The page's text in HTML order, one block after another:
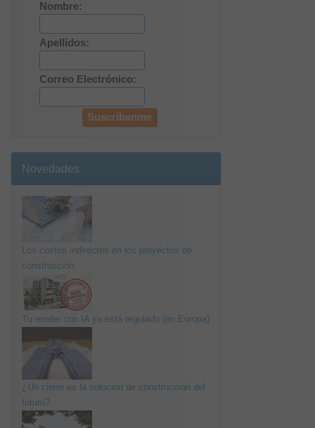
Nombre:
Apellidos:
Correo Electrónico:
Novedades
Los costos indirectos en los proyectos de
construcción
Tu render con IA ya está regulado (en Europa)
¿Un cierre es la solución de construcción del
futuro?